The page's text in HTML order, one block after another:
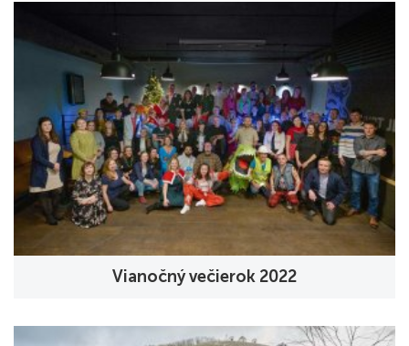
Vianočný večierok 2022